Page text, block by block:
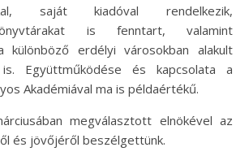
saját kiadóval rendelkezik,
is fenntart, valamint
különböző erdélyi városokban alakult
Együttműködése és kapcsolata a
Akadémiával ma is példaértékű.
megválasztott elnökével az
és jövőjéről beszélgettünk.